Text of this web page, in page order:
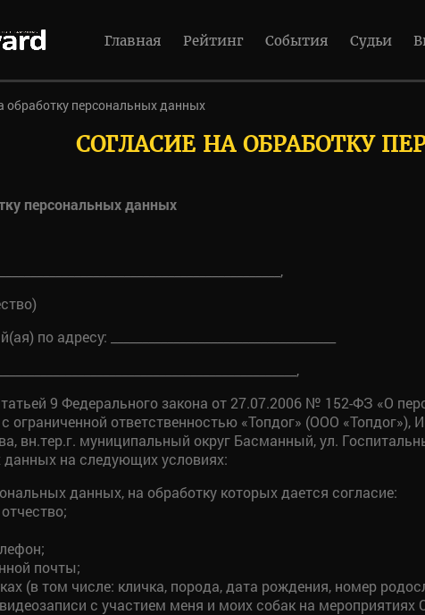
Главная Рейтинг События Судьи
обработку персональных данных
СОГЛАСИЕ НА ОБРАБОТКУ
персональных данных
по адресу: ____________________________________
9 Федерального закона от 27.07.2006 № 152-ФЗ «О
ограниченной ответственностью «Топдог» (ООО
вн.тер.г. муниципальный округ Басманный, ул.
на следующих условиях:
данных, на обработку которых дается согласие:
почты;
(в том числе: кличка, порода, дата рождения, номер
с участием меня и моих собак на мероприятиях